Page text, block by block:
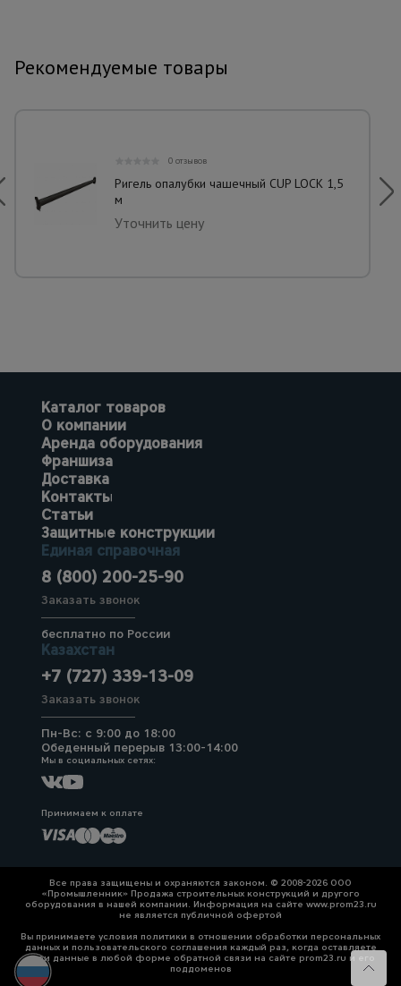
Рекомендуемые товары
0 отзывов
Ригель опалубки чашечный CUP LOCK 1,5
м
Уточнить цену
Каталог товаров
О компании
Аренда оборудования
Франшиза
Доставка
Контакты
Статьи
Защитные конструкции
Единая справочная
8 (800) 200-25-90
Заказать звонок
бесплатно по России
Казахстан
+7 (727) 339-13-09
Заказать звонок
Пн-Вс: с 9:00 до 18:00
Обеденный перерыв 13:00-14:00
Мы в социальных сетях:
Принимаем к оплате
Все права защищены и охраняются законом. © 2008-2026 ООО
«Промышленник» Продажа строительных конструкций и другого
оборудования в нашей компании. Информация на сайте www.prom23.ru
не является публичной офертой
Вы принимаете условия политики в отношении обработки персональных
данных и пользовательского соглашения каждый раз, когда оставляете
свои данные в любой форме обратной связи на сайте prom23.ru и его
поддоменов